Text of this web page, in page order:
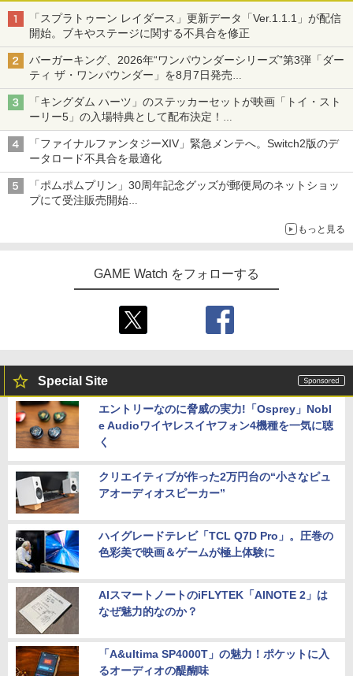
「スプラトゥーン レイダース」更新データ「Ver.1.1.1」が配信
開始。ブキやステージに関する不具合を修正
バーガーキング、2026年“ワンパウンダーシリーズ”第3弾「ダー
ティ ザ・ワンパウンダー」を8月7日発売
「特製ガーリックマヨソース」を使用した超大型チーズバーガー
「キングダム ハーツ」のステッカーセットが映画「トイ・スト
ーリー5」の入場特典として配布決定！
本日8月7日より先着・数量限定で配布
「ファイナルファンタジーXIV」緊急メンテへ。Switch2版のデ
ータロード不具合を最適化
「ポムポムプリン」30周年記念グッズが郵便局のネットショッ
プにて受注販売開始
もっと見る
GAME Watch をフォローする
Special Site
エントリーなのに脅威の実力!「Osprey」Nobl
e Audioワイヤレスイヤフォン4機種を一気に聴
く
クリエイティブが作った2万円台の“小さなピュ
アオーディオスピーカー”
ハイグレードテレビ「TCL Q7D Pro」。圧巻の
色彩美で映画＆ゲームが極上体験に
AIスマートノートのiFLYTEK「AINOTE 2」は
なぜ魅力的なのか？
「A&ultima SP4000T」の魅力！ポケットに入
るオーディオの醍醐味